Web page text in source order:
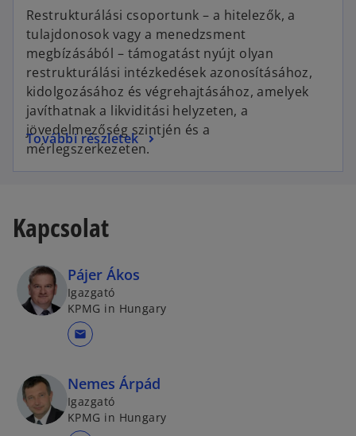
Restrukturálási csoportunk – a hitelezők, a
tulajdonosok vagy a menedzsment
megbízásából – támogatást nyújt olyan
restrukturálási intézkedések azonosításához,
kidolgozásához és végrehajtásához, amelyek
javíthatnak a likviditási helyzeten, a
jövedelmezőség szintjén és a
mérlegszerkezeten.
További részletek
Kapcsolat
Pájer Ákos
Igazgató
KPMG in Hungary
mail
Nemes Árpád
Igazgató
KPMG in Hungary